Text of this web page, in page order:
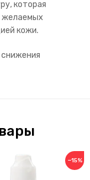
которая
желаемых
кожи.
−15%